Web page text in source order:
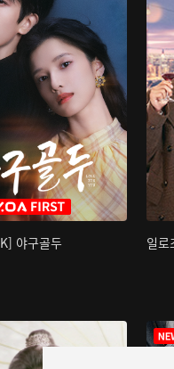
야구골두 일로